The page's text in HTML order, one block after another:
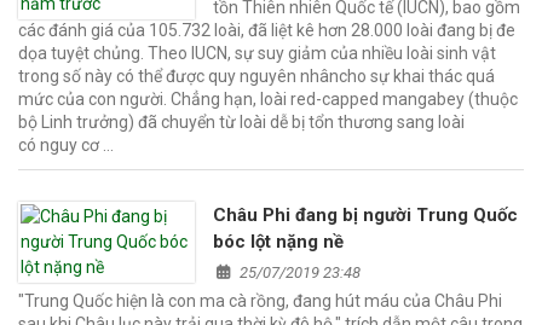
tồn Thiên nhiên Quốc tế (IUCN), bao gồm
các đánh giá của 105.732 loài, đã liệt kê hơn 28.000 loài đang bị đe
dọa tuyệt chủng. Theo IUCN, sự suy giảm của nhiều loài sinh vật
trong số này có thể được quy nguyên nhâncho sự khai thác quá
mức của con người. Chẳng hạn, loài red-capped mangabey (thuộc
bộ Linh trưởng) đã chuyển từ loài dễ bị tổn thương sang loài
có nguy cơ …
Châu Phi đang bị người Trung Quốc
bóc lột nặng nề
25/07/2019 23:48
"Trung Quốc hiện là con ma cà rồng, đang hút máu của Châu Phi